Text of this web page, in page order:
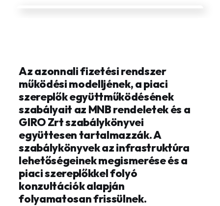
Az azonnali fizetési rendszer
működési modelljének, a piaci
szereplők együttműködésének
szabályait az MNB rendeletek és a
GIRO Zrt szabálykönyvei
együttesen tartalmazzák. A
szabálykönyvek az infrastruktúra
lehetőségeinek megismerése és a
piaci szereplőkkel folyó
konzultációk alapján
folyamatosan frissülnek.